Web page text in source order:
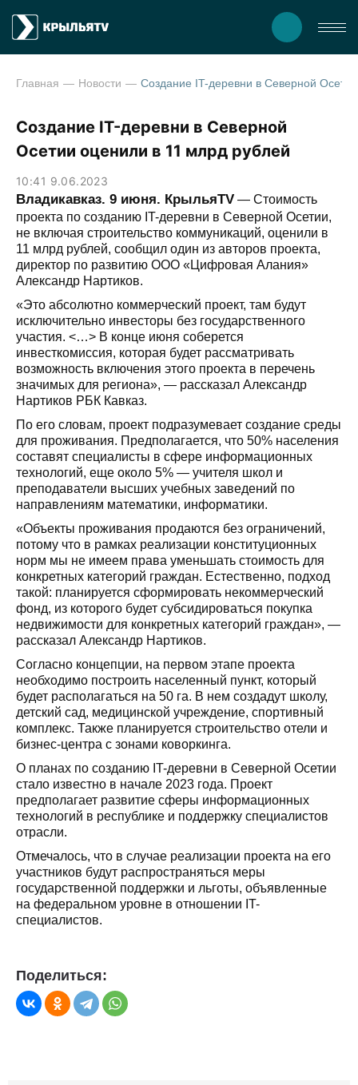
Главная Новости
Создание IT-деревни в Северной
Осетии оценили в 11 млрд рублей
10:41 9.06.2023
Владикавказ. 9 июня. КрыльяTV — Стоимость
проекта по созданию IT-деревни в Северной Осетии,
не включая строительство коммуникаций, оценили в
11 млрд рублей, сообщил один из авторов проекта,
директор по развитию ООО «Цифровая Алания»
Александр Нартиков.
«Это абсолютно коммерческий проект, там будут
исключительно инвесторы без государственного
участия. <…> В конце июня соберется
инвесткомиссия, которая будет рассматривать
возможность включения этого проекта в перечень
значимых для региона», — рассказал Александр
Нартиков РБК Кавказ.
По его словам, проект подразумевает создание среды
для проживания. Предполагается, что 50% населения
составят специалисты в сфере информационных
технологий, еще около 5% — учителя школ и
преподаватели высших учебных заведений по
направлениям математики, информатики.
«Объекты проживания продаются без ограничений,
потому что в рамках реализации конституционных
норм мы не имеем права уменьшать стоимость для
конкретных категорий граждан. Естественно, подход
такой: планируется сформировать некоммерческий
фонд, из которого будет субсидироваться покупка
недвижимости для конкретных категорий граждан», —
рассказал Александр Нартиков.
Согласно концепции, на первом этапе проекта
необходимо построить населенный пункт, который
будет располагаться на 50 га. В нем создадут школу,
детский сад, медицинской учреждение, спортивный
комплекс. Также планируется строительство отели и
бизнес-центра с зонами коворкинга.
О планах по созданию IT-деревни в Северной Осетии
стало известно в начале 2023 года. Проект
предполагает развитие сферы информационных
технологий в республике и поддержку специалистов
отрасли.
Отмечалось, что в случае реализации проекта на его
участников будут распространяться меры
государственной поддержки и льготы, объявленные
на федеральном уровне в отношении IT-
специалистов.
Поделиться: